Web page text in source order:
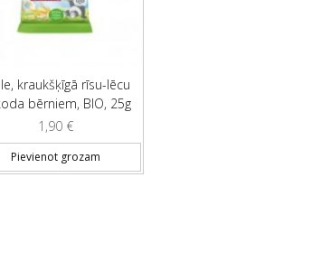
kraukšķīgā rīsu-lēcu
bērniem, BIO, 25g
1,90 €
Pievienot grozam